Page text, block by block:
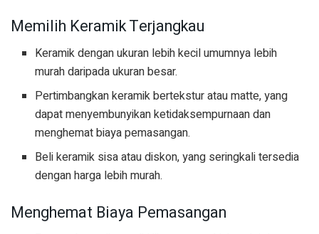
Memilih Keramik Terjangkau
Keramik dengan ukuran lebih kecil umumnya lebih
murah daripada ukuran besar.
Pertimbangkan keramik bertekstur atau matte, yang
dapat menyembunyikan ketidaksempurnaan dan
menghemat biaya pemasangan.
Beli keramik sisa atau diskon, yang seringkali tersedia
dengan harga lebih murah.
Menghemat Biaya Pemasangan